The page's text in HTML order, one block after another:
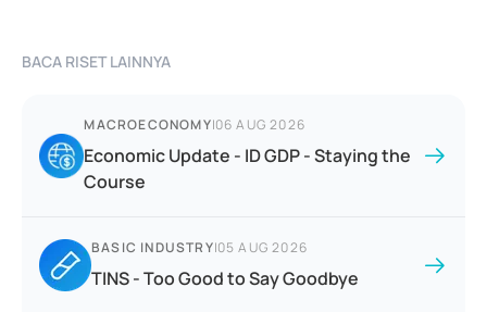
BACA RISET LAINNYA
MACROECONOMY|06 AUG 2026
Economic Update - ID GDP - Staying the
Course
BASIC INDUSTRY|05 AUG 2026
TINS - Too Good to Say Goodbye